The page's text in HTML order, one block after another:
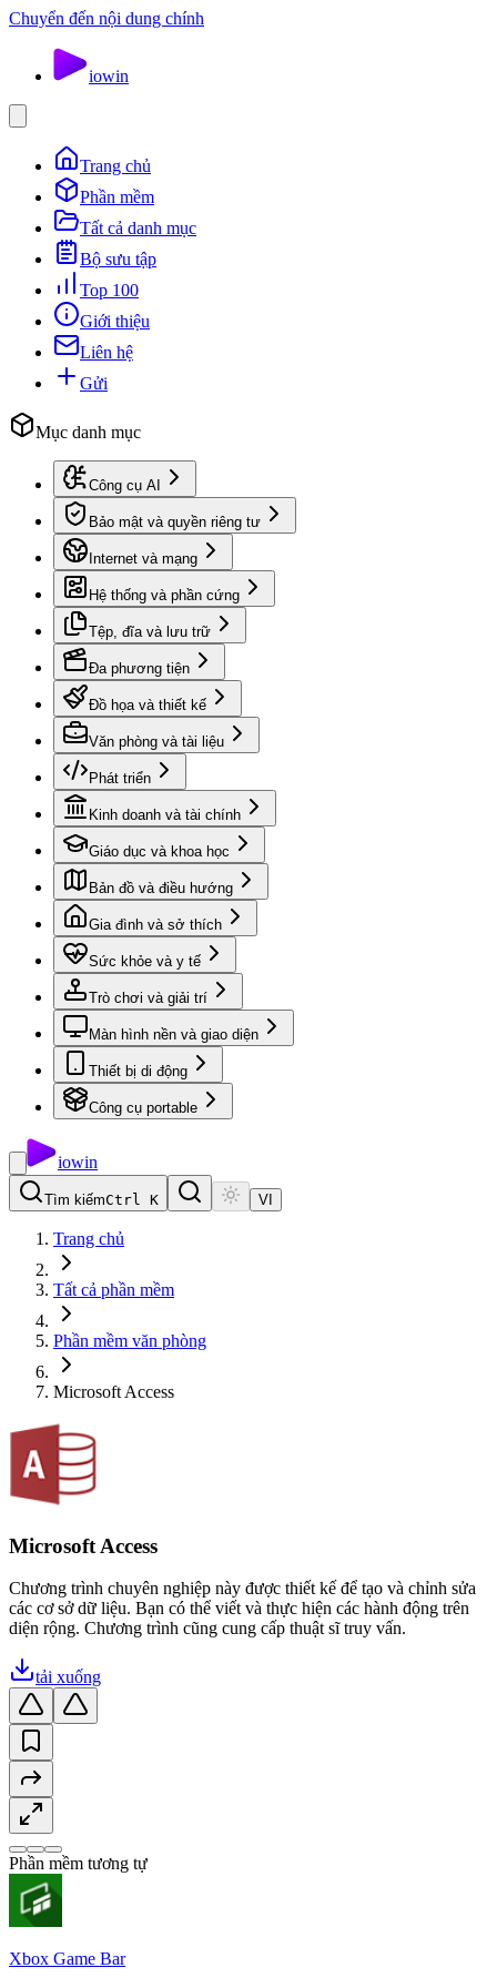
Chuyển đến nội dung chính
iowin
Trang chủ
Phần mềm
Tất cả danh mục
Bộ sưu tập
Top 100
Giới thiệu
Liên hệ
Gửi
Mục danh mục
Công cụ AI
Bảo mật và quyền riêng tư
Internet và mạng
Hệ thống và phần cứng
Tệp, đĩa và lưu trữ
Đa phương tiện
Đồ họa và thiết kế
Văn phòng và tài liệu
Phát triển
Kinh doanh và tài chính
Giáo dục và khoa học
Bản đồ và điều hướng
Gia đình và sở thích
Sức khỏe và y tế
Trò chơi và giải trí
Màn hình nền và giao diện
Thiết bị di động
Công cụ portable
iowin
Tìm kiếmCtrl K VI
Trang chủ
Tất cả phần mềm
Phần mềm văn phòng
Microsoft Access
Microsoft Access
Chương trình chuyên nghiệp này được thiết kế để tạo và chỉnh sửa
các cơ sở dữ liệu. Bạn có thể viết và thực hiện các hành động trên
diện rộng. Chương trình cũng cung cấp thuật sĩ truy vấn.
tải xuống
Phần mềm tương tự
Xbox Game Bar